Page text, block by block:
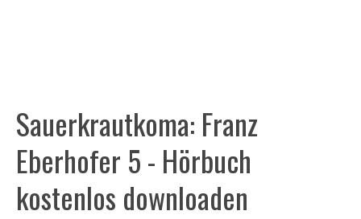
Sauerkrautkoma: Franz
Eberhofer 5 - Hörbuch
kostenlos downloaden